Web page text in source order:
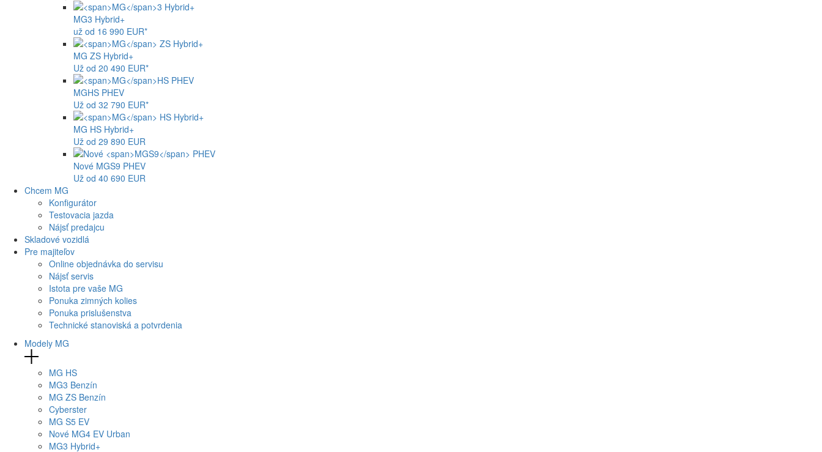
MG3 Hybrid+
už od 16 990 EUR*
MG ZS Hybrid+
Už od 20 490 EUR*
MGHS PHEV
Už od 32 790 EUR*
MG HS Hybrid+
Už od 29 890 EUR
Nové MGS9 PHEV
Už od 40 690 EUR
Chcem MG
Konfigurátor
Testovacia jazda
Nájsť predajcu
Skladové vozidlá
Pre majiteľov
Online objednávka do servisu
Nájsť servis
Istota pre vaše MG
Ponuka zimných kolies
Ponuka prislušenstva
Technické stanoviská a potvrdenia
Modely MG
MG HS
MG3 Benzín
MG ZS Benzín
Cyberster
MG S5 EV
Nové MG4 EV Urban
MG3 Hybrid+